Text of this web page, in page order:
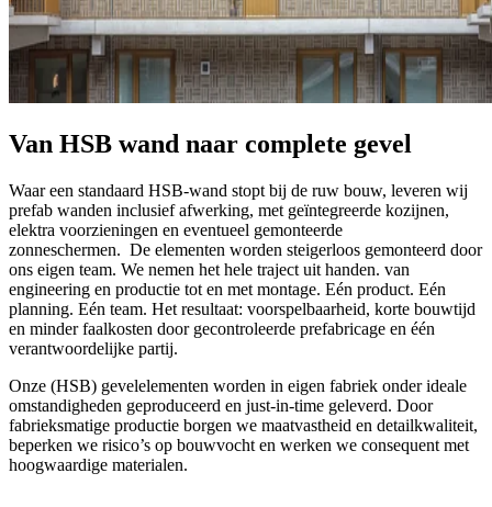
Van HSB wand naar complete gevel
Waar een standaard HSB-wand stopt bij de ruw bouw, leveren wij
prefab wanden inclusief afwerking, met geïntegreerde kozijnen,
elektra voorzieningen en eventueel gemonteerde
zonneschermen. De elementen worden steigerloos gemonteerd door
ons eigen team. We nemen het hele traject uit handen. van
engineering en productie tot en met montage. Eén product. Eén
planning. Eén team. Het resultaat: voorspelbaarheid, korte bouwtijd
en minder faalkosten door gecontroleerde prefabricage en één
verantwoordelijke partij.
Onze (HSB) gevelelementen worden in eigen fabriek onder ideale
omstandigheden geproduceerd en just-in-time geleverd. Door
fabrieksmatige productie borgen we maatvastheid en detailkwaliteit,
beperken we risico’s op bouwvocht en werken we consequent met
hoogwaardige materialen.